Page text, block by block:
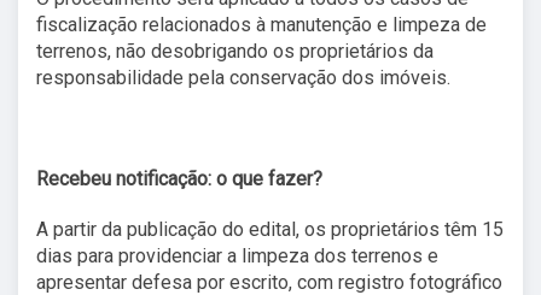
fiscalização relacionados à manutenção e limpeza de
terrenos, não desobrigando os proprietários da
responsabilidade pela conservação dos imóveis.
Recebeu notificação: o que fazer?
A partir da publicação do edital, os proprietários têm 15
dias para providenciar a limpeza dos terrenos e
apresentar defesa por escrito, com registro fotográfico